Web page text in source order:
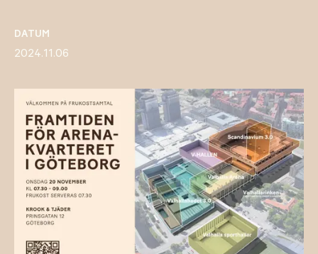
DATUM
2024.11.06